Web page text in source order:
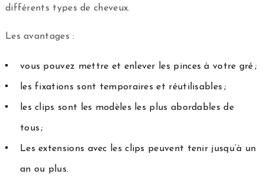
différents types de cheveux.
Les avantages :
vous pouvez mettre et enlever les pinces à votre gré ;
les fixations sont temporaires et réutilisables ;
les clips sont les modèles les plus abordables de
tous ;
Les extensions avec les clips peuvent tenir jusqu’à un
an ou plus.